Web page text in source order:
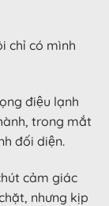
chỉ có mình
điệu lạnh
trong mắt
đối diện.
cảm giác
nhưng kịp